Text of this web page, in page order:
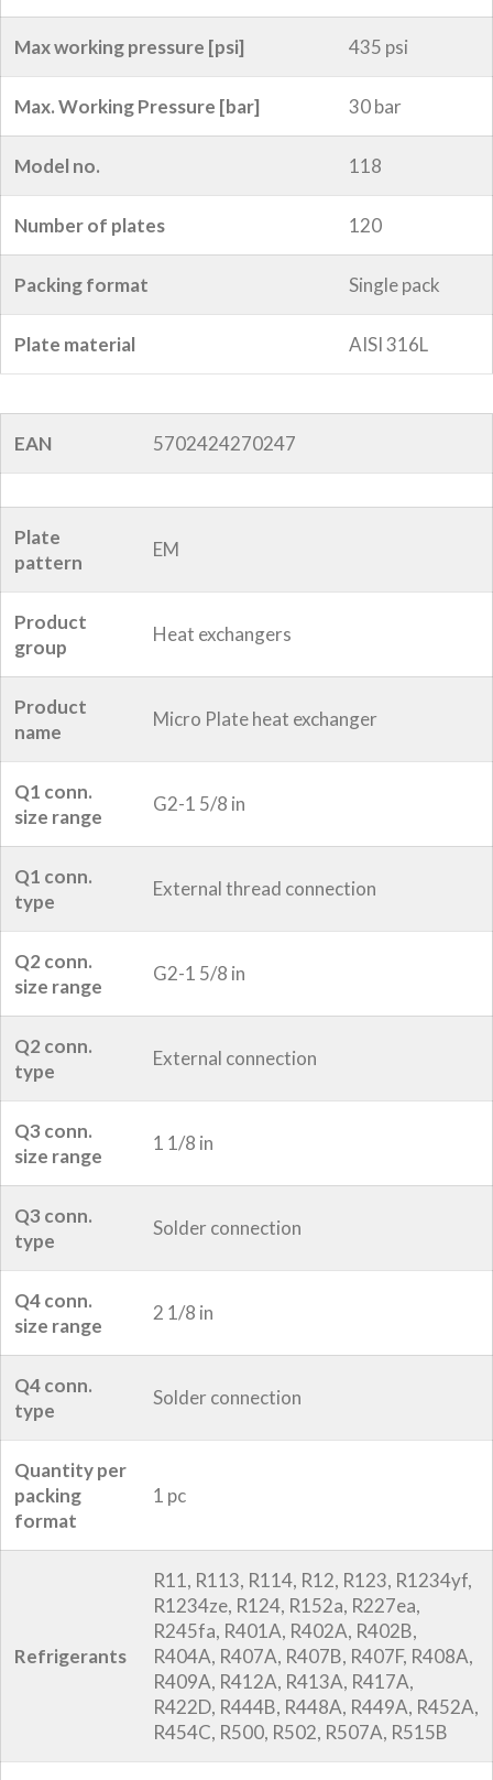
Max working pressure [psi] 435 psi
Max. Working Pressure [bar] 30 bar
Model no. 118
Number of plates 120
Packing format Single pack
Plate material AISI 316L
EAN 5702424270247
Plate
pattern
EM
Product
group
Heat exchangers
Product
name
Micro Plate heat exchanger
Q1 conn.
size range
G2-1 5/8 in
Q1 conn.
type
External thread connection
Q2 conn.
size range
G2-1 5/8 in
Q2 conn.
type
External connection
Q3 conn.
size range
1 1/8 in
Q3 conn.
type
Solder connection
Q4 conn.
size range
2 1/8 in
Q4 conn.
type
Solder connection
Quantity per
packing
format
1 pc
Refrigerants
R11, R113, R114, R12, R123, R1234yf,
R1234ze, R124, R152a, R227ea,
R245fa, R401A, R402A, R402B,
R404A, R407A, R407B, R407F, R408A,
R409A, R412A, R413A, R417A,
R422D, R444B, R448A, R449A, R452A,
R454C, R500, R502, R507A, R515B